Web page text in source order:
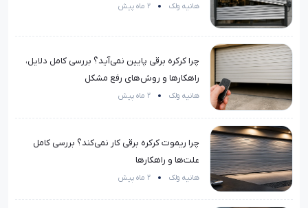
هانیه ولک 2 ماه پیش
چرا کرکره برقی پایین نمی‌آید؟ بررسی کامل دلایل،
راهکارها و روش‌های رفع مشکل
هانیه ولک 2 ماه پیش
چرا ریموت کرکره برقی کار نمی‌کند؟ بررسی کامل
علت‌ها و راهکارها
هانیه ولک 2 ماه پیش